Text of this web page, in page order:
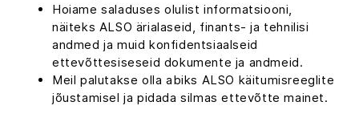
Hoiame saladuses olulist informatsiooni,
näiteks ALSO ärialaseid, finants- ja tehnilisi
andmed ja muid konfidentsiaalseid
ettevõttesiseseid dokumente ja andmeid.
Meil palutakse olla abiks ALSO käitumisreeglite
jõustamisel ja pidada silmas ettevõtte mainet.